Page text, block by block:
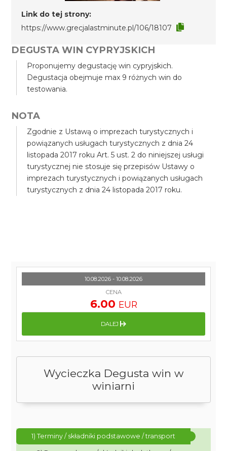
Link do tej strony:
https://www.grecjalastminute.pl/106/18107
DEGUSTA WIN CYPRYJSKICH
Proponujemy degustację win cypryjskich.
Degustacja obejmuje max 9 różnych win do
testowania.
NOTA
Zgodnie z Ustawą o imprezach turystycznych i
powiązanych usługach turystycznych z dnia 24
listopada 2017 roku Art. 5 ust. 2 do niniejszej usługi
turystycznej nie stosuje się przepisów Ustawy o
imprezach turystycznych i powiązanych usługach
turystycznych z dnia 24 listopada 2017 roku.
Wycieczka Degusta win w
winiarni
1) Terminy / składniki podstawowe / transport
10.08.2026 - 10.08.2026
CENA
6.00 EUR
DALEJ